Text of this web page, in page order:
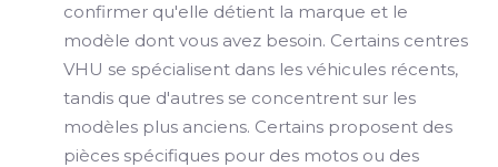
confirmer qu'elle détient la marque et le
modèle dont vous avez besoin. Certains centres
VHU se spécialisent dans les véhicules récents,
tandis que d'autres se concentrent sur les
modèles plus anciens. Certains proposent des
pièces spécifiques pour des motos ou des